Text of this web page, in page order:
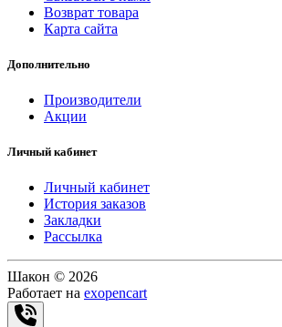
Возврат товара
Карта сайта
Дополнительно
Производители
Акции
Личный кабинет
Личный кабинет
История заказов
Закладки
Рассылка
Шакон © 2026
Работает на exopencart